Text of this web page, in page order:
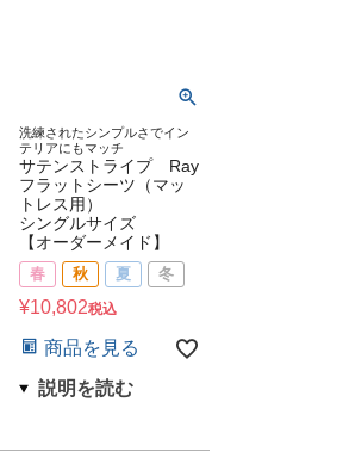
洗練されたシンプルさでイン
テリアにもマッチ
サテンストライプ Ray
フラットシーツ（マッ
トレス用）
シングルサイズ
【オーダーメイド】
春 秋 夏 冬
¥10,802税込
商品を見る